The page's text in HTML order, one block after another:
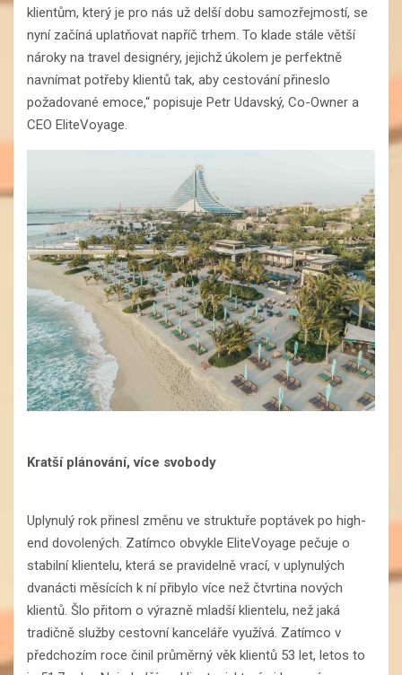
klientům, který je pro nás už delší dobu samozřejmostí, se
nyní začíná uplatňovat napříč trhem. To klade stále větší
nároky na travel designéry, jejichž úkolem je perfektně
navnímat potřeby klientů tak, aby cestování přineslo
požadované emoce,“ popisuje Petr Udavský, Co-Owner a
CEO EliteVoyage.
Kratší plánování, více svobody
Uplynulý rok přinesl změnu ve struktuře poptávek po high-
end dovolených. Zatímco obvykle EliteVoyage pečuje o
stabilní klientelu, která se pravidelně vrací, v uplynulých
dvanácti měsících k ní přibylo více než čtvrtina nových
klientů. Šlo přitom o výrazně mladší klientelu, než jaká
tradičně služby cestovní kanceláře využívá. Zatímco v
předchozím roce činil průměrný věk klientů 53 let, letos to